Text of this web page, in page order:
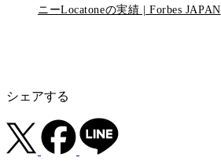
ニーLocatoneの実績 | Forbes JAPAN
シェアする